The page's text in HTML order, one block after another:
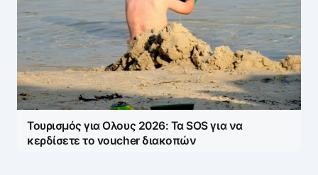
Τουρισμός για Ολους 2026: Τα SOS για να
κερδίσετε το voucher διακοπών